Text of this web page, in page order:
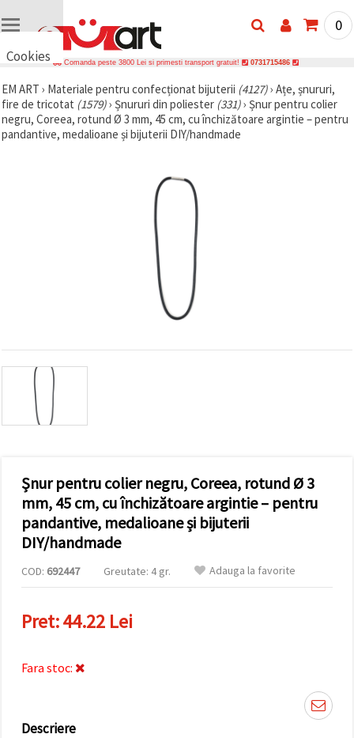
Cookies
vrem să vă
oferim
câteva
cookie -uri.
Cu toate
Puteți fi de
acord să
utilizați
cookie -
vă indicați
preferințele
în setări
un tip de
cookie -uri
dat și
făcând clic
pe butonul
"Salvați"
Аcceptati
0
Comanda peste 3800 Lei si primesti transport gratuit! 0731715486
EM ART › Materiale pentru confecționat bijuterii (4127)› Ațe, șnururi,
fire de tricotat (1579)› Șnururi din poliester (331)› Șnur pentru colier
negru, Coreea, rotund Ø 3 mm, 45 cm, cu închizătoare argintie – pentru
pandantive, medalioane și bijuterii DIY/handmade
Șnur pentru colier negru, Coreea, rotund Ø 3
mm, 45 cm, cu închizătoare argintie – pentru
pandantive, medalioane și bijuterii
DIY/handmade
COD: 692447 Greutate: 4 gr. Adauga la favorite
Pret:44.22 Lei
Fara stoc:
Descriere